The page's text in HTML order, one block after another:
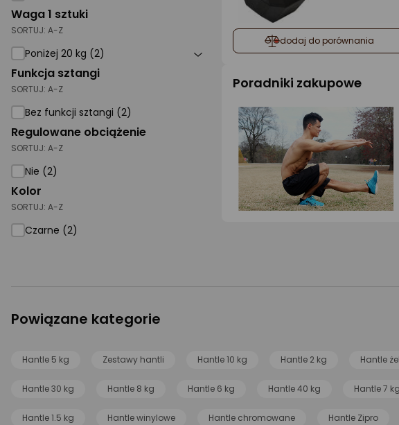
Waga 1 sztuki
SORTUJ: A-Z
Poniżej 20 kg (2)
Funkcja sztangi
SORTUJ: A-Z
Bez funkcji sztangi (2)
Regulowane obciążenie
SORTUJ: A-Z
Nie (2)
Kolor
SORTUJ: A-Z
Czarne (2)
dodaj do porównania
Poradniki zakupowe
Powiązane kategorie
Hantle 5 kg Zestawy hantli Hantle 10 kg Hantle 2 kg Hantle
Hantle 30 kg Hantle 8 kg Hantle 6 kg Hantle 40 kg Hantle 7 kg
Hantle 1.5 kg Hantle winylowe Hantle chromowane Hantle Zipro